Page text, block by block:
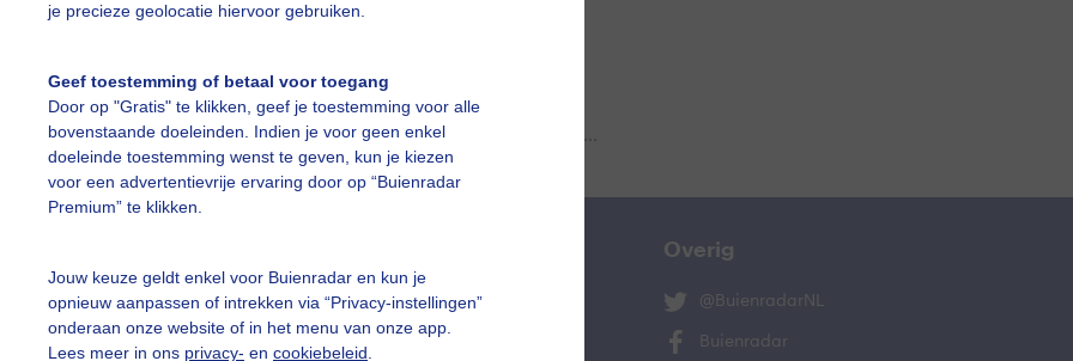
je precieze geolocatie hiervoor gebruiken.
Geef toestemming of betaal voor toegang
Door op "Gratis" te klikken, geef je toestemming voor alle
bovenstaande doeleinden. Indien je voor geen enkel
doeleinde toestemming wenst te geven, kun je kiezen
voor een advertentievrije ervaring door op “Buienradar
Premium” te klikken.
Jouw keuze geldt enkel voor Buienradar en kun je
opnieuw aanpassen of intrekken via “Privacy-instellingen”
onderaan onze website of in het menu van onze app.
Lees meer in ons privacy- en cookiebeleid
Een moment geduld aub...
vragen
De Bilt
Overig
@BuienradarNL
Buienradar